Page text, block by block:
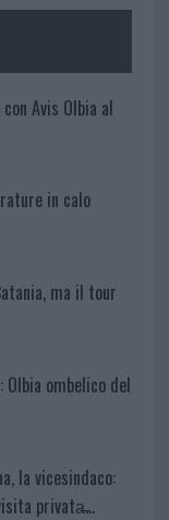
Avis Olbia al
in calo
ma il tour
Olbia ombelico del
la vicesindaco:
privata̶…